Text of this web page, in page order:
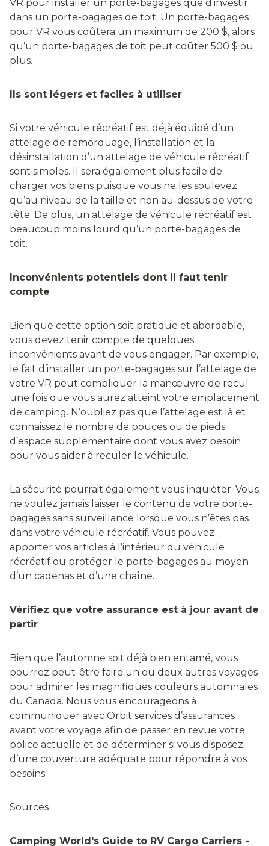
VR pour installer un porte-bagages que d’investir
dans un porte-bagages de toit. Un porte-bagages
pour VR vous coûtera un maximum de 200 $, alors
qu’un porte-bagages de toit peut coûter 500 $ ou
plus.
Ils sont légers et faciles à utiliser
Si votre véhicule récréatif est déjà équipé d’un
attelage de remorquage, l’installation et la
désinstallation d’un attelage de véhicule récréatif
sont simples. Il sera également plus facile de
charger vos biens puisque vous ne les soulevez
qu’au niveau de la taille et non au-dessus de votre
tête. De plus, un attelage de véhicule récréatif est
beaucoup moins lourd qu’un porte-bagages de
toit.
Inconvénients potentiels dont il faut tenir
compte
Bien que cette option soit pratique et abordable,
vous devez tenir compte de quelques
inconvénients avant de vous engager. Par exemple,
le fait d’installer un porte-bagages sur l’attelage de
votre VR peut compliquer la manœuvre de recul
une fois que vous aurez atteint votre emplacement
de camping. N’oubliez pas que l’attelage est là et
connaissez le nombre de pouces ou de pieds
d’espace supplémentaire dont vous avez besoin
pour vous aider à reculer le véhicule.
La sécurité pourrait également vous inquiéter. Vous
ne voulez jamais laisser le contenu de votre porte-
bagages sans surveillance lorsque vous n’êtes pas
dans votre véhicule récréatif. Vous pouvez
apporter vos articles à l’intérieur du véhicule
récréatif ou protéger le porte-bagages au moyen
d’un cadenas et d’une chaîne.
Vérifiez que votre assurance est à jour avant de
partir
Bien que l’automne soit déjà bien entamé, vous
pourrez peut-être faire un ou deux autres voyages
pour admirer les magnifiques couleurs automnales
du Canada. Nous vous encourageons à
communiquer avec Orbit services d’assurances
avant votre voyage afin de passer en revue votre
police actuelle et de déterminer si vous disposez
d’une couverture adéquate pour répondre à vos
besoins.
Sources
Camping World's Guide to RV Cargo Carriers -